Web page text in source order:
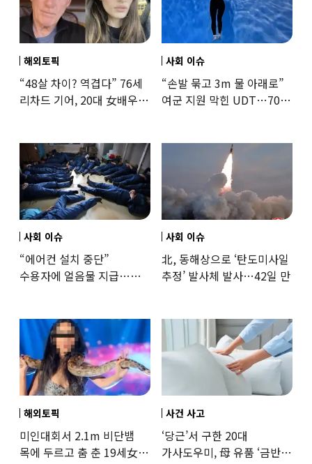
해외토픽
“48살 차이? 역겹다” 76세
리차드 기어, 20대 女배우와
사회 이슈
“손발 묶고 3m 물 아래로”
여군 지원 막힌 UDT…707
사회 이슈
“에어컨 설치 중단”
수용자에 얼음물 지급…
사회 이슈
北, 동해상으로 ‘탄도미사일
추정’ 발사체 발사…42일 만
해외토픽
미인대회서 2.1m 비단뱀
목에 두르고 춤 춘 19세女
사건 사고
‘당근’서 구한 20대
가사도우미, 母 유품 ‘금반지